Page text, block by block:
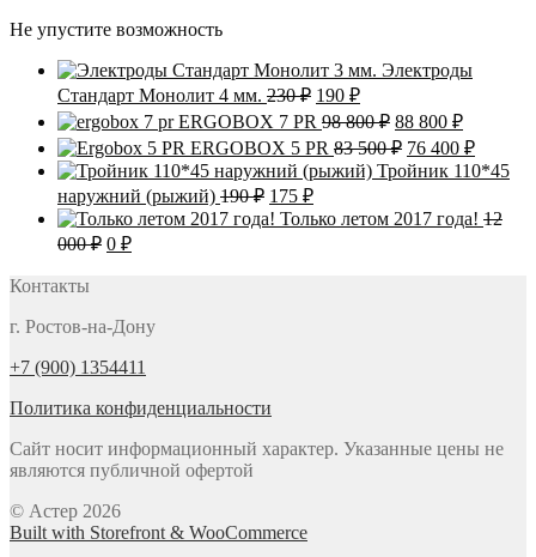
Не упустите возможность
Электроды
Стандарт Монолит 4 мм. 230₽ Первоначальная
цена
составляла
230 ₽.
190 ₽Текущая
цена:
190 ₽.
ERGOBOX 7 PR 98 800₽ Первоначальная
цена
составляла
98
88 800 ₽Текущая
цена:
88
800 ₽.
ERGOBOX 5 PR 83 500₽
цена
составляла
83
500 ₽.
76 400 ₽
цена:
76
400 ₽.
Тройник 110*45
наружний (рыжий) 190₽ Первоначальная
цена
составляла
175 ₽Текущая
цена:
Только летом 2017 года! 12
000₽ Первоначальная
000 ₽.
0 ₽Текущая
Контакты
г. Ростов-на-Дону
+7 (900) 1354411
Политика конфиденциальности
Сайт носит информационный характер. Указанные цены не
являются публичной офертой
© Астер 2026
Built with Storefront & WooCommerce